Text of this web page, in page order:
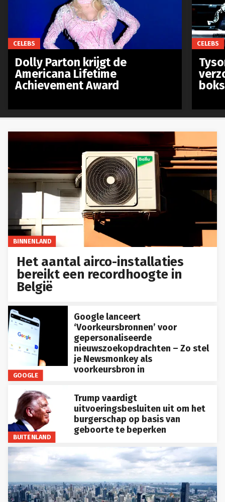
BINNENLAND
Het aantal airco-installaties
bereikt een recordhoogte in
België
GOOGLE
Google lanceert
‘Voorkeursbronnen’ voor
gepersonaliseerde
nieuwszoekopdrachten – Zo stel
je Newsmonkey als
voorkeursbron in
BUITENLAND
Trump vaardigt
uitvoeringsbesluiten uit om het
burgerschap op basis van
geboorte te beperken
CELEBS
Dolly Parton krijgt de
Americana Lifetime
Achievement Award
CELEBS